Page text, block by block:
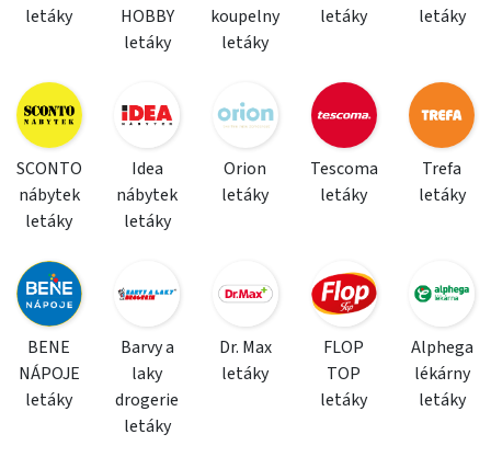
letáky
HOBBY
letáky
koupelny
letáky
letáky
letáky
SCONTO
nábytek
letáky
Idea
nábytek
letáky
Orion
letáky
Tescoma
letáky
Trefa
letáky
BENE
NÁPOJE
letáky
Barvy a
laky
drogerie
letáky
Dr. Max
letáky
FLOP
TOP
letáky
Alphega
lékárny
letáky